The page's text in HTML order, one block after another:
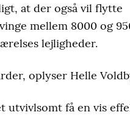
at der også vil flytte
mellem 8000 og
lejligheder.
oplyser Helle
utvivlsomt få en vis